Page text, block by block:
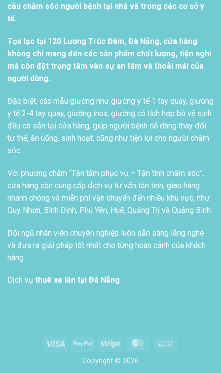
cầu chăm sóc người bệnh tại nhà và trong các cơ sở y
tế.
Tọa lạc tại 120 Lương Trúc Đàm, Đà Nẵng, cửa hàng
không chỉ mang đến các sản phẩm chất lượng, tiện nghi
mà còn đặt trọng tâm vào sự an tâm và thoải mái của
người dùng.
Đặc biệt, các mẫu giường như giường y tế 1 tay quay, giường
y tế 2-4 tay quay, giường inox, giường có tích hợp bô vệ sinh
đều có sẵn tại cửa hàng, giúp người bệnh dễ dàng thay đổi
tư thế, ăn uống, sinh hoạt, cũng như tiện lợi cho người chăm
sóc.
Với phương châm “Tận tâm phục vụ – Tận tình chăm sóc”,
cửa hàng còn cung cấp dịch vụ tư vấn tận tình, giao hàng
nhanh chóng và miễn phí vận chuyển đến nhiều khu vực, như
Quy Nhơn, Bình Định, Phú Yên, Huế, Quảng Trị và Quảng Bình.
Đội ngũ nhân viên chuyên nghiệp luôn sẵn sàng lắng nghe
và đưa ra giải pháp tốt nhất cho từng hoàn cảnh của khách
hàng..
Dịch vụ thuê xe lăn tại Đà Nẵng
Visa PayPal Stripe MasterCard
Copyright © 2026